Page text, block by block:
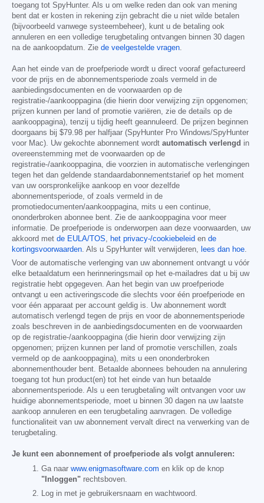
toegang tot SpyHunter. Als u om welke reden dan ook van mening
bent dat er kosten in rekening zijn gebracht die u niet wilde betalen
(bijvoorbeeld vanwege systeembeheer), kunt u de betaling ook
annuleren en een volledige terugbetaling ontvangen binnen 30 dagen
na de aankoopdatum. Zie de veelgestelde vragen.
Aan het einde van de proefperiode wordt u direct vooraf gefactureerd
voor de prijs en de abonnementsperiode zoals vermeld in de
aanbiedingsdocumenten en de voorwaarden op de
registratie-/aankooppagina (die hierin door verwijzing zijn opgenomen;
prijzen kunnen per land of promotie variëren, zie de details op de
aankooppagina), tenzij u tijdig heeft geannuleerd. De prijzen beginnen
doorgaans bij $79.98 per halfjaar (SpyHunter Pro Windows/SpyHunter
voor Mac). Uw gekochte abonnement wordt automatisch verlengd in
overeenstemming met de voorwaarden op de
registratie-/aankooppagina, die voorzien in automatische verlengingen
tegen het dan geldende standaardabonnementstarief op het moment
van uw oorspronkelijke aankoop en voor dezelfde
abonnementsperiode, of zoals vermeld in de
promotiedocumenten/aankooppagina, mits u een continue,
ononderbroken abonnee bent. Zie de aankooppagina voor meer
informatie. De proefperiode is onderworpen aan deze voorwaarden, uw
akkoord met de EULA/TOS, het privacy-/cookiebeleid en de
kortingsvoorwaarden. Als u SpyHunter wilt verwijderen, lees dan hoe.
Voor de automatische verlenging van uw abonnement ontvangt u vóór
elke betaaldatum een herinneringsmail op het e-mailadres dat u bij uw
registratie hebt opgegeven. Aan het begin van uw proefperiode
ontvangt u een activeringscode die slechts voor één proefperiode en
voor één apparaat per account geldig is. Uw abonnement wordt
automatisch verlengd tegen de prijs en voor de abonnementsperiode
zoals beschreven in de aanbiedingsdocumenten en de voorwaarden
op de registratie-/aankooppagina (die hierin door verwijzing zijn
opgenomen; prijzen kunnen per land of promotie verschillen, zoals
vermeld op de aankooppagina), mits u een ononderbroken
abonnementhouder bent. Betaalde abonnees behouden na annulering
toegang tot hun product(en) tot het einde van hun betaalde
abonnementsperiode. Als u een terugbetaling wilt ontvangen voor uw
huidige abonnementsperiode, moet u binnen 30 dagen na uw laatste
aankoop annuleren en een terugbetaling aanvragen. De volledige
functionaliteit van uw abonnement vervalt direct na verwerking van de
terugbetaling.
Je kunt een abonnement of proefperiode als volgt annuleren:
Ga naar www.enigmasoftware.com en klik op de knop
"Inloggen" rechtsboven.
Log in met je gebruikersnaam en wachtwoord.